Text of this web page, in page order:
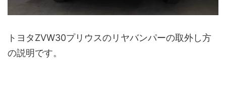
トヨタZVW30プリウスのリヤバンパーの取外し方
の説明です。